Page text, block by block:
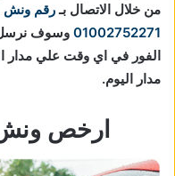
من خلال الاتصال بـرقم ونش
01002752271 وسوف
مدار اليوم.
ارخص ونش